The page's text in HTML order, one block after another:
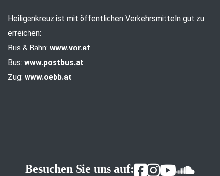
Heiligenkreuz ist mit öffentlichen Verkehrsmitteln gut zu
erreichen:
Bus & Bahn: www.vor.at
Bus: www.postbus.at
Zug: www.oebb.at
Besuchen Sie uns auf: